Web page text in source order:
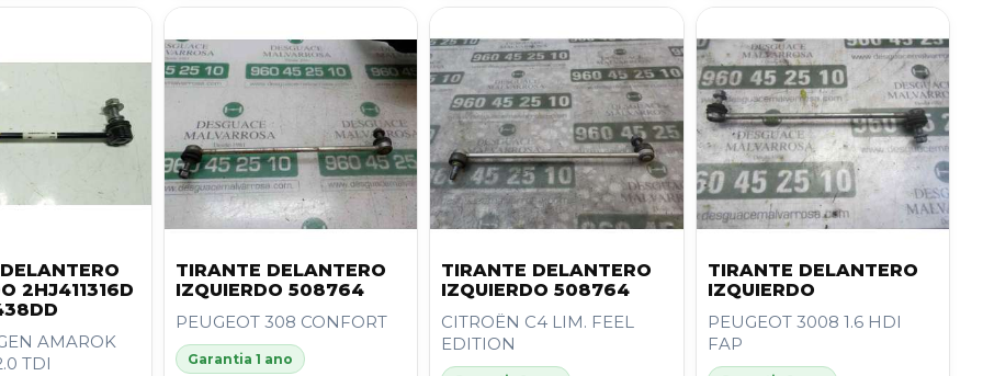
2HJ411316D
AMAROK
TDI
TIRANTE DELANTERO
IZQUIERDO 508764
PEUGEOT 308 CONFORT
Garantia 1 ano
TIRANTE DELANTERO
IZQUIERDO 508764
CITROËN C4 LIM. FEEL
EDITION
TIRANTE DELANTERO
IZQUIERDO
PEUGEOT 3008 1.6 HDI
FAP